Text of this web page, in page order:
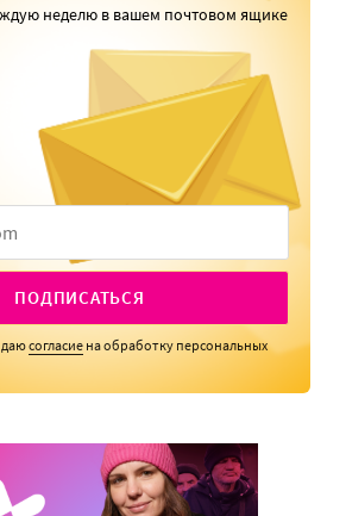
неделю в вашем почтовом ящике
ПОДПИСАТЬСЯ
согласие на обработку персональных